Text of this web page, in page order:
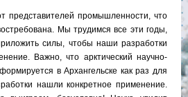
представителей промышленности, что
Мы трудимся все эти годы,
силы, чтобы наши разработки
Важно, что арктический научно-
в Архангельске как раз для
нашли конкретное применение.